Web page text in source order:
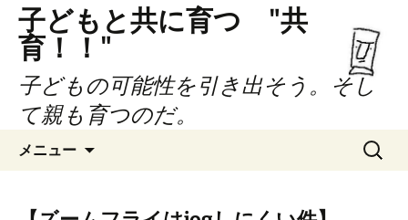
子どもと共に育つ "共
育！！"
子どもの可能性を引き出そう。そし
て親も育つのだ。
メニュー
検
索: